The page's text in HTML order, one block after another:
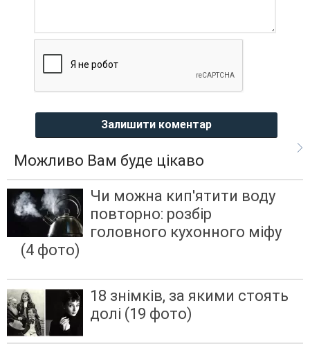
Залишити коментар
Можливо Вам буде цікаво
Чи можна кип'ятити воду
повторно: розбір
головного кухонного міфу
(4 фото)
18 знімків, за якими стоять
долі (19 фото)